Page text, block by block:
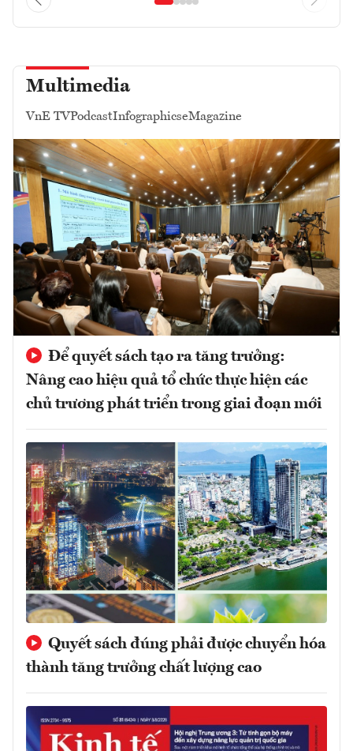
Multimedia
VnE TVPodcastInfographicseMagazine
Để quyết sách tạo ra tăng trưởng:
Nâng cao hiệu quả tổ chức thực hiện các
chủ trương phát triển trong giai đoạn mới
Quyết sách đúng phải được chuyển hóa
thành tăng trưởng chất lượng cao